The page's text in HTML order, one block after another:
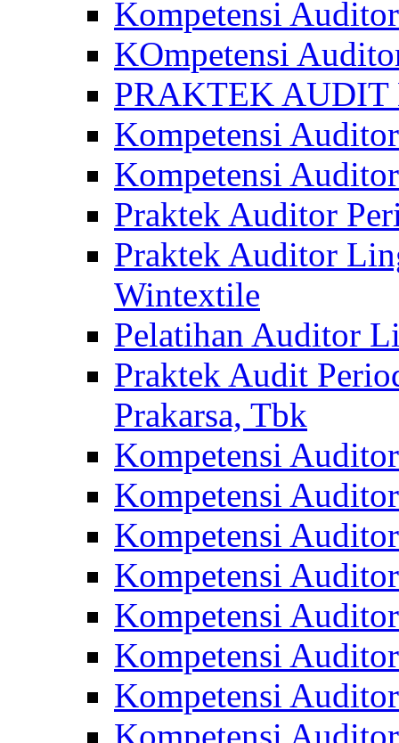
Kompetensi
KOmpetensi
PRAKTEK
Kompetensi
Kompetensi
Praktek Auditor
Praktek Auditor
Wintextile
Pelatihan Auditor
Praktek Audit
Prakarsa, Tbk
Kompetensi
Kompetensi
Kompetensi
Kompetensi
Kompetensi
Kompetensi
Kompetensi